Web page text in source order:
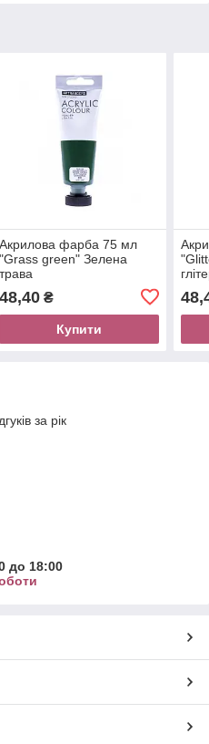
Акрилова фарба 75 мл
"Grass green" Зелена
трава
48,40₴
Купити
за рік
до 18:00